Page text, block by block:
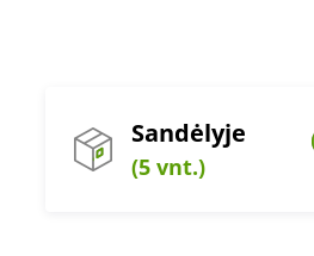
Sandėlyje
(5 vnt.)